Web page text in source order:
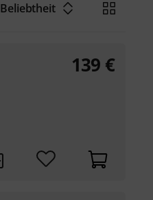
Beliebtheit
139 €